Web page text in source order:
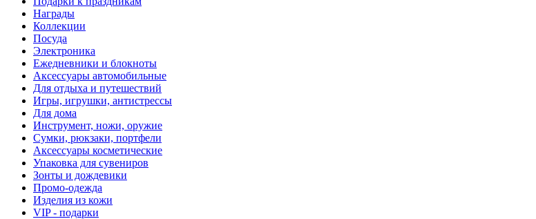
Награды
Коллекции
Посуда
Электроника
Ежедневники и блокноты
Аксессуары автомобильные
Для отдыха и путешествий
Игры, игрушки, антистрессы
Для дома
Инструмент, ножи, оружие
Сумки, рюкзаки, портфели
Аксессуары косметические
Упаковка для сувениров
Зонты и дождевики
Промо-одежда
Изделия из кожи
VIP - подарки